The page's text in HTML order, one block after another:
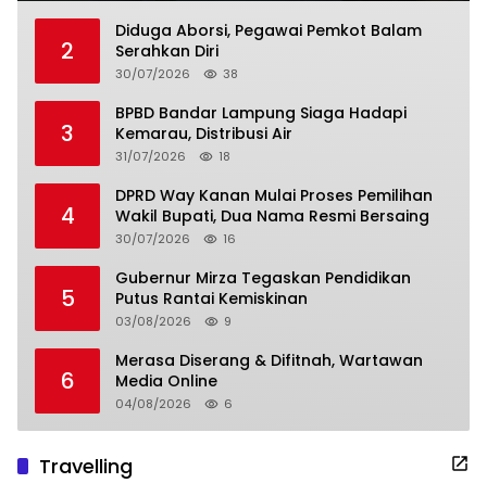
2
Diduga Aborsi, Pegawai Pemkot Balam
Serahkan Diri
30/07/2026 38
3
BPBD Bandar Lampung Siaga Hadapi
Kemarau, Distribusi Air
31/07/2026 18
4
DPRD Way Kanan Mulai Proses Pemilihan
Wakil Bupati, Dua Nama Resmi Bersaing
30/07/2026 16
5
Gubernur Mirza Tegaskan Pendidikan
Putus Rantai Kemiskinan
03/08/2026 9
6
Merasa Diserang & Difitnah, Wartawan
Media Online
04/08/2026 6
Travelling